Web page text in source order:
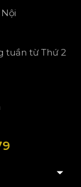
tuần từ Thứ 2